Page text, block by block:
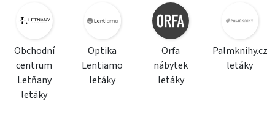
Obchodní
centrum
Letňany
letáky
Optika
Lentiamo
letáky
Orfa
nábytek
letáky
Palmknihy.cz
letáky